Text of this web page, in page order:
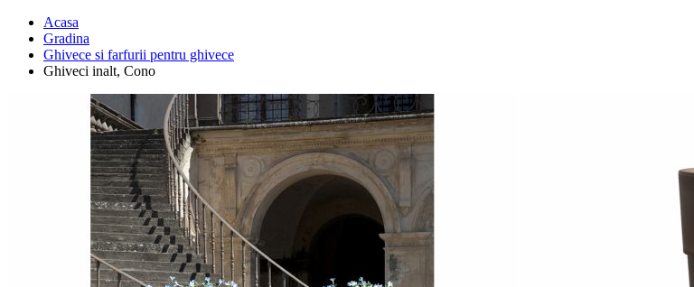
Acasa
Gradina
Ghivece si farfurii pentru ghivece
Ghiveci inalt, Cono